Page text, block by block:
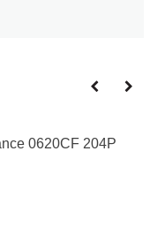
0620CF 204P